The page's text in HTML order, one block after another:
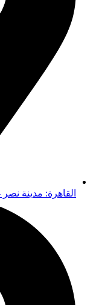
القاهرة: مدينة نصر - ٣٦ مكرم